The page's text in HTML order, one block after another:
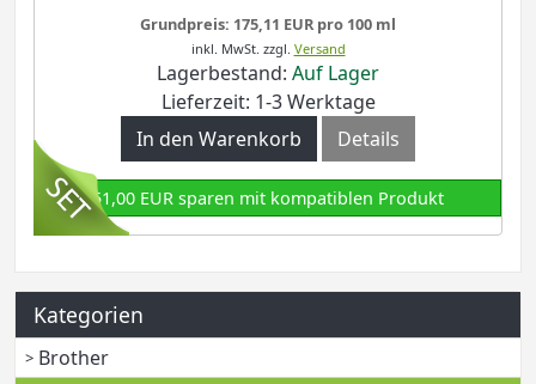
Grundpreis: 175,11 EUR pro 100 ml
inkl. MwSt. zzgl. Versand
Lagerbestand: Auf Lager
Lieferzeit: 1-3 Werktage
In den Warenkorb
Details
51,00 EUR sparen mit kompatiblen Produkt
Kategorien
Brother